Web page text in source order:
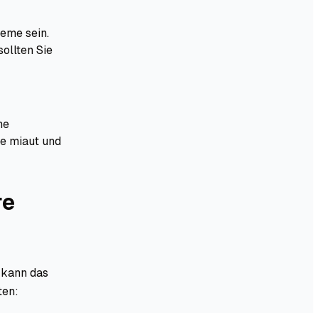
sein.
Sie
miaut und
das